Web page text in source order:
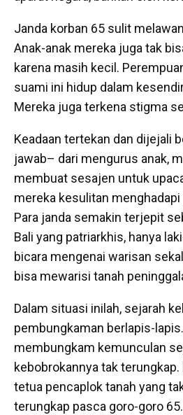
Janda korban 65 sulit
Anak-anak mereka juga tak
karena masih kecil.
suami ini hidup dalam
Mereka juga terkena stigma
Keadaan tertekan dan dijejali
jawab– dari mengurus anak,
membuat sesajen untuk
mereka kesulitan
Para janda semakin terjepit
Bali yang patriarkhis, hanya
bicara mengenai warisan
bisa mewarisi tanah
Dalam situasi inilah, sejarah
pembungkaman berlapis-
membungkam kemunculan
kebobrokannya tak
tetua pencaplok tanah yang
terungkap pasca goro-goro